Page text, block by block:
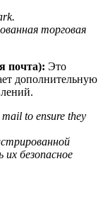
торговая
почта): Это
дополнительную
to ensure they
безопасное